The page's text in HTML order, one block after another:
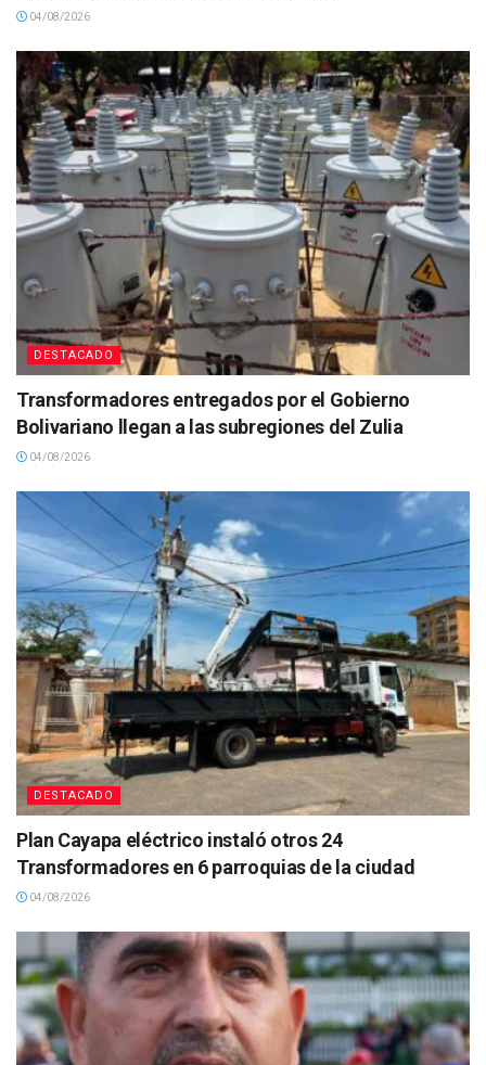
04/08/2026
DESTACADO
Transformadores entregados por el Gobierno
Bolivariano llegan a las subregiones del Zulia
04/08/2026
DESTACADO
Plan Cayapa eléctrico instaló otros 24
Transformadores en 6 parroquias de la ciudad
04/08/2026